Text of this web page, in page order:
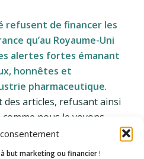
but marketing ou financier !
refusent de financer les
qu’au Royaume-Uni
alertes fortes émanant
honnêtes et
pharmaceutique.
des articles, refusant ainsi
nous le voyons
relayent des
concernant la